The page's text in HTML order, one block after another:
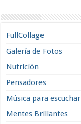
FullCollage
Galería de Fotos
Nutrición
Pensadores
Música para escuchar
Mentes Brillantes